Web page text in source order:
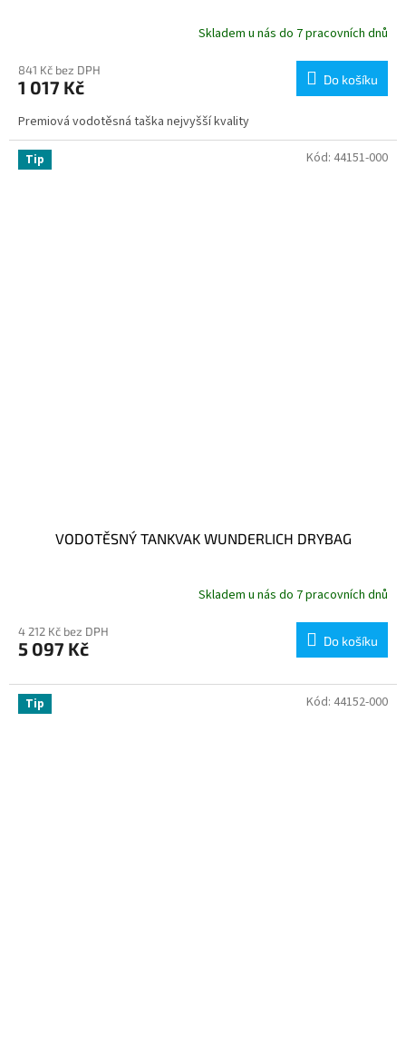
Skladem u nás do 7 pracovních dnů
841 Kč bez DPH
1 017 Kč Do košíku
Premiová vodotěsná taška nejvyšší kvality
Tip
VODOTĚSNÝ TANKVAK WUNDERLICH DRYBAG
Skladem u nás do 7 pracovních dnů
4 212 Kč bez DPH
5 097 Kč Do košíku
Kód: 44151-000
Tip Kód: 44152-000